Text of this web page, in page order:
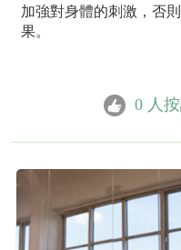
加強對身體的刺激，否
果。
0 人